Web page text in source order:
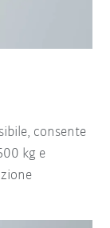
consente
kg e